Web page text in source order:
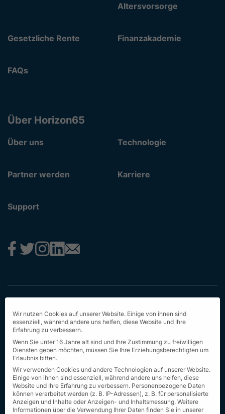
Altersvorsorge
Gesetzliche Rente Finanzakademie
FAQs
Über Horizon65
Über uns Technologie
Partner werden Karriere
Support
Impressum
Datenschutz
Erstinformation
Nachhaltigkeit
Seit Sitemap
Wir nutzen Cookies auf unserer Website. Einige von ihnen sind
essenziell, während andere uns helfen, diese Website und Ihre
Erfahrung zu verbessern.
Wenn Sie unter 16 Jahre alt sind und Ihre Zustimmung zu freiwilligen
Diensten geben möchten, müssen Sie Ihre Erziehungsberechtigten um
Erlaubnis bitten.
Wir verwenden Cookies und andere Technologien auf unserer Website.
Einige von ihnen sind essenziell, während andere uns helfen, diese
Website und Ihre Erfahrung zu verbessern. Personenbezogene Daten
können verarbeitet werden (z. B. IP-Adressen), z. B. für personalisierte
Anzeigen und Inhalte oder Anzeigen- und Inhaltsmessung. Weitere
Informationen über die Verwendung Ihrer Daten finden Sie in unserer